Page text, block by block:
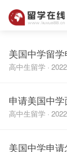
美国中学留
高中生留学 ·
申请美国中
高中生留学 ·
美国中学申